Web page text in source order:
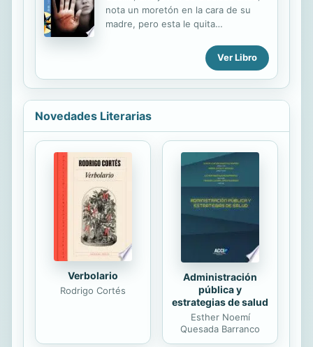
tesoro... ¿Será verdad?
nota un moretón en la cara de su
madre, pero esta le quita
moretones continúan apareciendo y
con esto la preocupación y
sospechas de Cecilia hacia la nueva
Ver Libro
Novedades Literarias
Verbolario
Rodrigo Cortés
Administración
pública y
estrategias de salud
Esther Noemí
Quesada Barranco